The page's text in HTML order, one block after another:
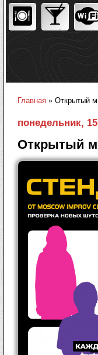
Главная » Открытый
понедельник,
Открытый